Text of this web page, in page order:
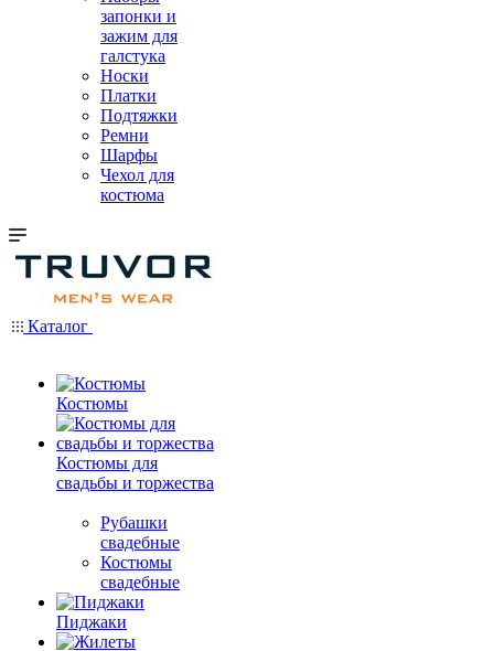
запонки и
зажим для
галстука
Носки
Платки
Подтяжки
Ремни
Шарфы
Чехол для
костюма
Каталог
Костюмы
Костюмы для
свадьбы и торжества
Рубашки
свадебные
Костюмы
свадебные
Пиджаки